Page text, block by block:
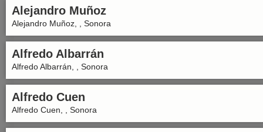
Alejandro Muñoz
Alejandro Muñoz, , Sonora
Alfredo Albarrán
Alfredo Albarrán, , Sonora
Alfredo Cuen
Alfredo Cuen, , Sonora